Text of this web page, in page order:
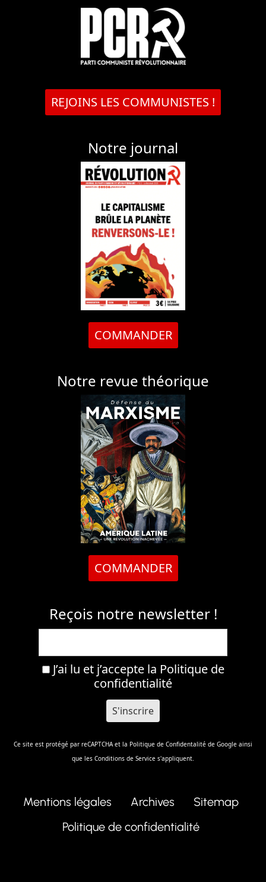
REJOINS LES COMMUNISTES !
Notre journal
COMMANDER
Notre revue théorique
COMMANDER
Reçois notre newsletter !
J’ai lu et j’accepte la Politique de
confidentialité
Ce site est protégé par reCAPTCHA et la Politique de Confidentalité de Google ainsi
que les Conditions de Service s'appliquent.
Mentions légales Archives
Sitemap
Politique de confidentialité